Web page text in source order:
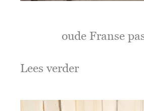
oude Franse
Lees verder